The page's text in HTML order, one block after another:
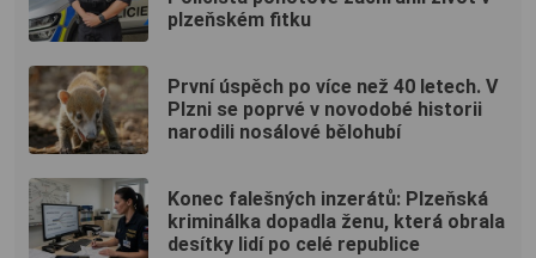
plzeňském fitku
První úspěch po více než 40 letech. V
Plzni se poprvé v novodobé historii
narodili nosálové bělohubí
Konec falešných inzerátů: Plzeňská
kriminálka dopadla ženu, která obrala
desítky lidí po celé republice